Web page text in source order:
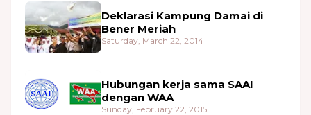
Deklarasi Kampung Damai di
Bener Meriah
Saturday, March 22, 2014
Hubungan kerja sama SAAI
dengan WAA
Sunday, February 22, 2015